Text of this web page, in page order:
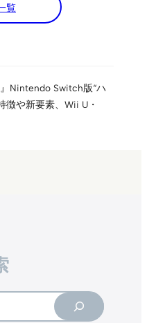
覧
Nintendo Switch版“ハ
徴や新要素、Wii U・